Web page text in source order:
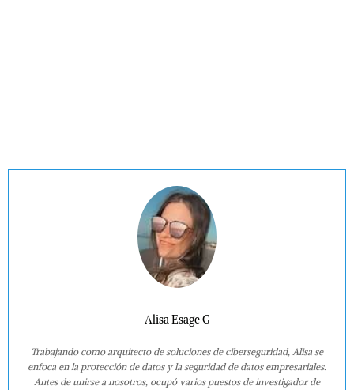
Alisa Esage G
Trabajando como arquitecto de soluciones de ciberseguridad, Alisa se
enfoca en la protección de datos y la seguridad de datos empresariales.
Antes de unirse a nosotros, ocupó varios puestos de investigador de